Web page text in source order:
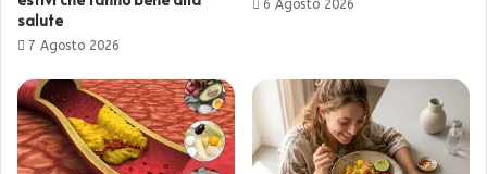
salute
7 Agosto 2026
6 Agosto 2026